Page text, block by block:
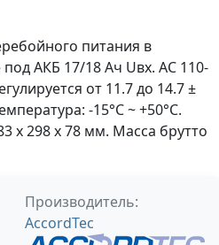
питания в
АКБ 17/18 Ач Uвх. AC 110-
от 11.7 до 14.7 ±
-15°C ~ +50°C.
х 298 х 78 мм. Масса брутто
Производитель:
AccordTec